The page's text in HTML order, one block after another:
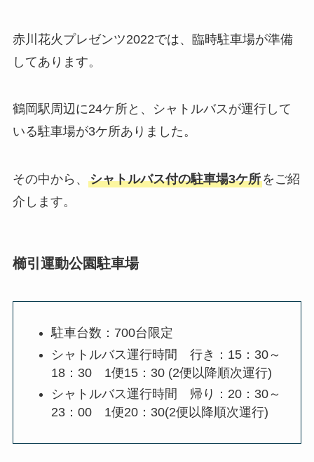
赤川花火プレゼンツ2022では、臨時駐車場が準備
してあります。
鶴岡駅周辺に24ケ所と、シャトルバスが運行して
いる駐車場が3ケ所ありました。
その中から、 シャトルバス付の駐車場3ケ所をご紹
介します。
櫛引運動公園駐車場
駐車台数：700台限定
シャトルバス運行時間 行き：15：30～
18：30 1便15：30 (2便以降順次運行)
シャトルバス運行時間 帰り：20：30～
23：00 1便20：30(2便以降順次運行)